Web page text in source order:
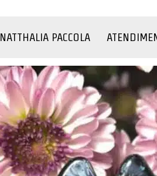
NATTHALIA PACCOLA